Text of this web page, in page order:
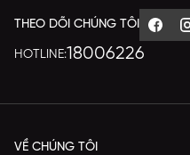
THEO DÕI CHÚNG TÔI
HOTLINE:18006226
VỀ CHÚNG TÔI